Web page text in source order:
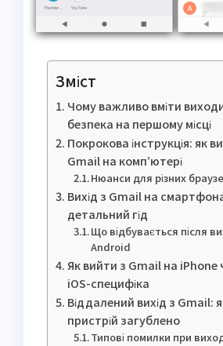
Зміст
Чому важливо вміти
безпека на першому місці
Покрокова інструкція: як
Gmail на комп’ютері
Нюанси для різних
Вихід з Gmail на
детальний гід
Що відбувається після
Android
Як вийти з Gmail на iPhone
iOS-специфіка
Віддалений вихід з Gmail:
пристрій загублено
Типові помилки при